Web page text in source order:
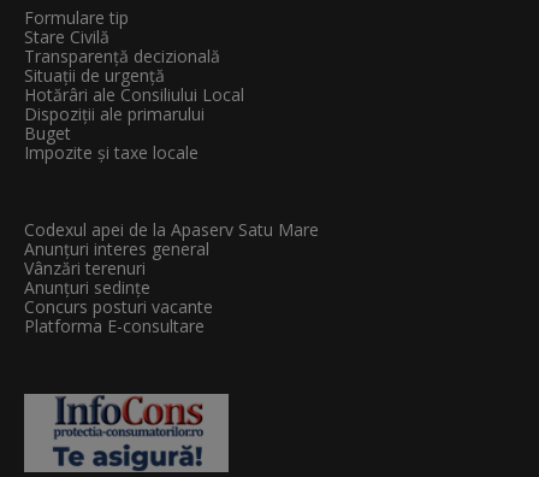
Formulare tip
Stare Civilă
Transparenţă decizională
Situații de urgență
Hotărâri ale Consiliului Local
Dispoziții ale primarului
Buget
Impozite și taxe locale
Codexul apei de la Apaserv Satu Mare
Anunțuri interes general
Vânzări terenuri
Anunțuri sedințe
Concurs posturi vacante
Platforma E-consultare